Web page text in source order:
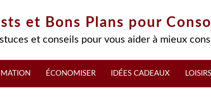
et Bons Plans pour
et conseils pour vous aider à mieux
ÉCONOMISER IDÉES CADEAUX LOISIRS